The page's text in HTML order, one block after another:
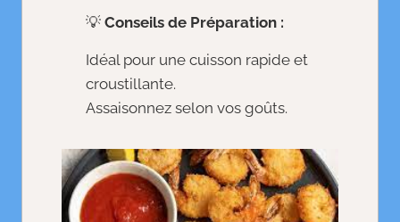
💡 Conseils de Préparation :
Idéal pour une cuisson rapide et
croustillante.
Assaisonnez selon vos goûts.